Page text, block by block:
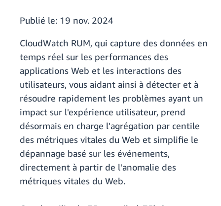
Publié le: 19 nov. 2024
CloudWatch RUM, qui capture des données en
temps réel sur les performances des
applications Web et les interactions des
utilisateurs, vous aidant ainsi à détecter et à
résoudre rapidement les problèmes ayant un
impact sur l'expérience utilisateur, prend
désormais en charge l'agrégation par centile
des métriques vitales du Web et simplifie le
dépannage basé sur les événements,
directement à partir de l'anomalie des
métriques vitales du Web.